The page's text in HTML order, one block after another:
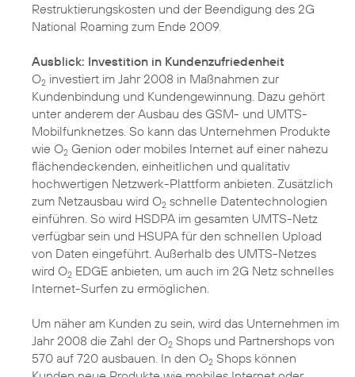
Restruktierungskosten und der Beendigung des 2G
National Roaming zum Ende 2009.
Ausblick: Investition in Kundenzufriedenheit
O2 investiert im Jahr 2008 in Maßnahmen zur
Kundenbindung und Kundengewinnung. Dazu gehört
unter anderem der Ausbau des GSM- und UMTS-
Mobilfunknetzes. So kann das Unternehmen Produkte
wie O2 Genion oder mobiles Internet auf einer nahezu
flächendeckenden, einheitlichen und qualitativ
hochwertigen Netzwerk-Plattform anbieten. Zusätzlich
zum Netzausbau wird O2 schnelle Datentechnologien
einführen. So wird HSDPA im gesamten UMTS-Netz
verfügbar sein und HSUPA für den schnellen Upload
von Daten eingeführt. Außerhalb des UMTS-Netzes
wird O2 EDGE anbieten, um auch im 2G Netz schnelles
Internet-Surfen zu ermöglichen.
Um näher am Kunden zu sein, wird das Unternehmen im
Jahr 2008 die Zahl der O2 Shops und Partnershops von
570 auf 720 ausbauen. In den O2 Shops können